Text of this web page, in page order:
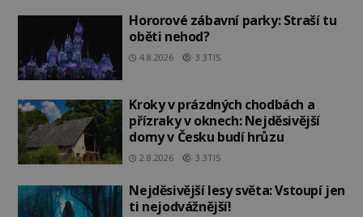
Hororové zábavní parky: Straší tu
oběti nehod?
4.8.2026 3.3TIS
Kroky v prázdných chodbách a
přízraky v oknech: Nejděsivější
domy v Česku budí hrůzu
2.8.2026 3.3TIS
Nejděsivější lesy světa: Vstoupí jen
ti nejodvážnější!